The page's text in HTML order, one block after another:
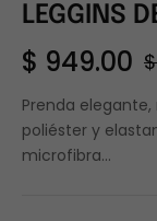
LEGGINS
$ 949.00
Prenda
poliéster y
microfibra...